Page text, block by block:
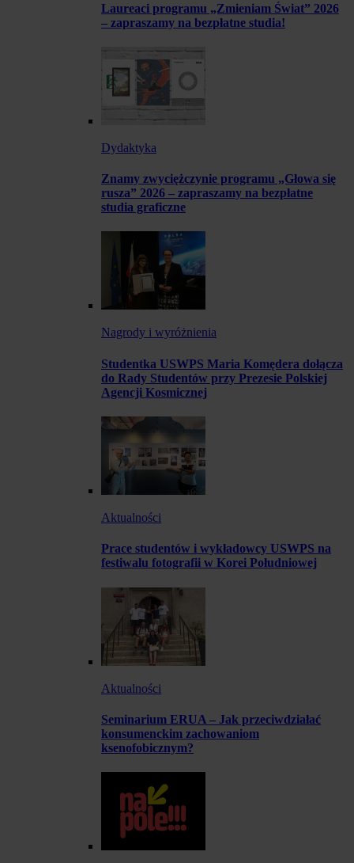
Laureaci programu „Zmieniam Świat” 2026
– zapraszamy na bezpłatne studia!
Dydaktyka
Znamy zwyciężczynie programu „Głowa się
rusza” 2026 – zapraszamy na bezpłatne
studia graficzne
Nagrody i wyróżnienia
Studentka USWPS Maria Komędera dołącza
do Rady Studentów przy Prezesie Polskiej
Agencji Kosmicznej
Aktualności
Prace studentów i wykładowcy USWPS na
festiwalu fotografii w Korei Południowej
Aktualności
Seminarium ERUA – Jak przeciwdziałać
konsumenckim zachowaniom
ksenofobicznym?